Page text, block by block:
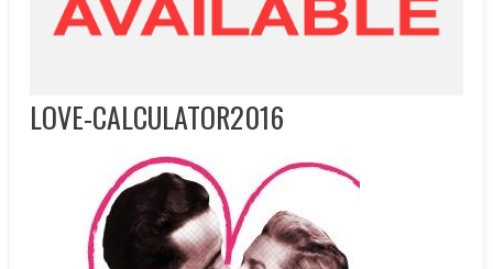
LOVE-CALCULATOR2016